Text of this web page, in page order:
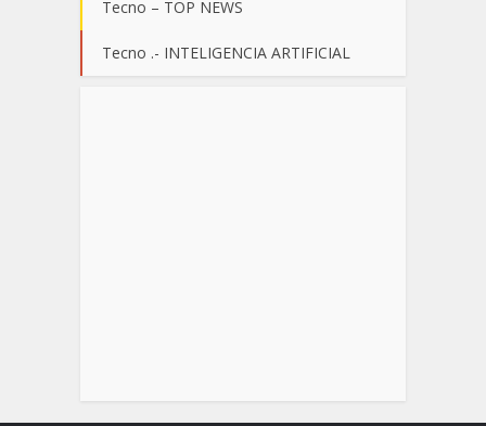
Tecno – TOP NEWS
Tecno .- INTELIGENCIA ARTIFICIAL